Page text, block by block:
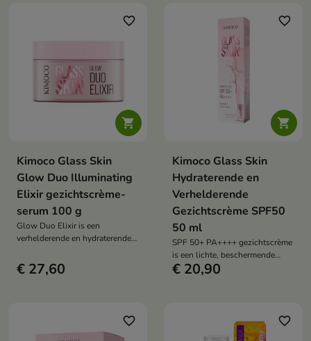

favorite_border
Kimoco Glass Skin
Glow Duo Illuminating
Elixir gezichtscrème-
serum 100 g
Glow Duo Elixir is een
verhelderende en hydraterende
verzorging combineert met het
#GlassSkin-effect – een
€ 27,60

favorite_border
Kimoco Glass Skin
Hydraterende en
Verhelderende
Gezichtscrème SPF50
50 ml
SPF 50+ PA++++ gezichtscrème
is een lichte, beschermende
crème die de huid hydrateert,
gezonde huid en een " glass skin
€ 20,90
favorite_border favorite_border